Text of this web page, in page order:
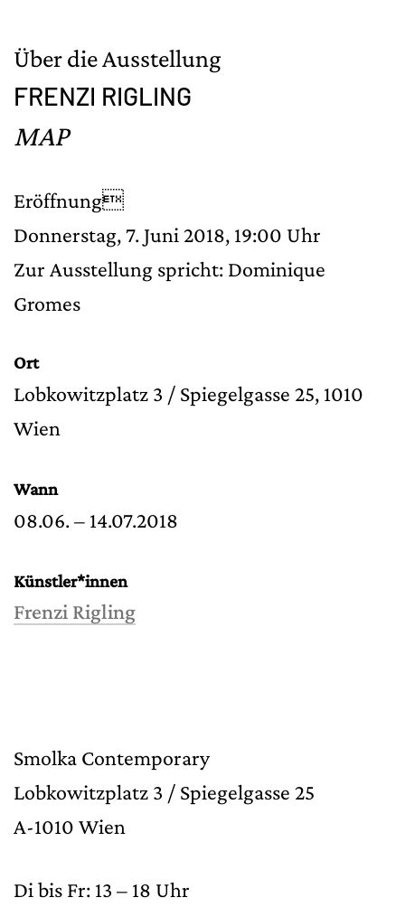
Über die Ausstellung
FRENZI RIGLING
MAP
Eröffnung
Donnerstag, 7. Juni 2018, 19:00 Uhr
Zur Ausstellung spricht: Dominique
Gromes
Ort
Lobkowitzplatz 3 / Spiegelgasse 25, 1010
Wien
Wann
08.06. – 14.07.2018
Künstler*innen
Frenzi Rigling
Smolka Contemporary
Lobkowitzplatz 3 / Spiegelgasse 25
A-1010 Wien
Di bis Fr: 13 – 18 Uhr